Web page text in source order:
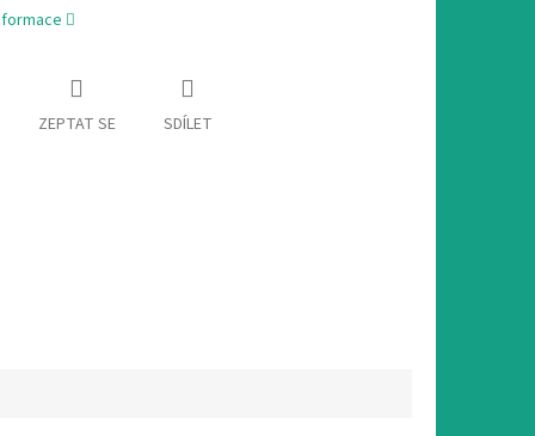
ZEPTAT SE SDÍLET